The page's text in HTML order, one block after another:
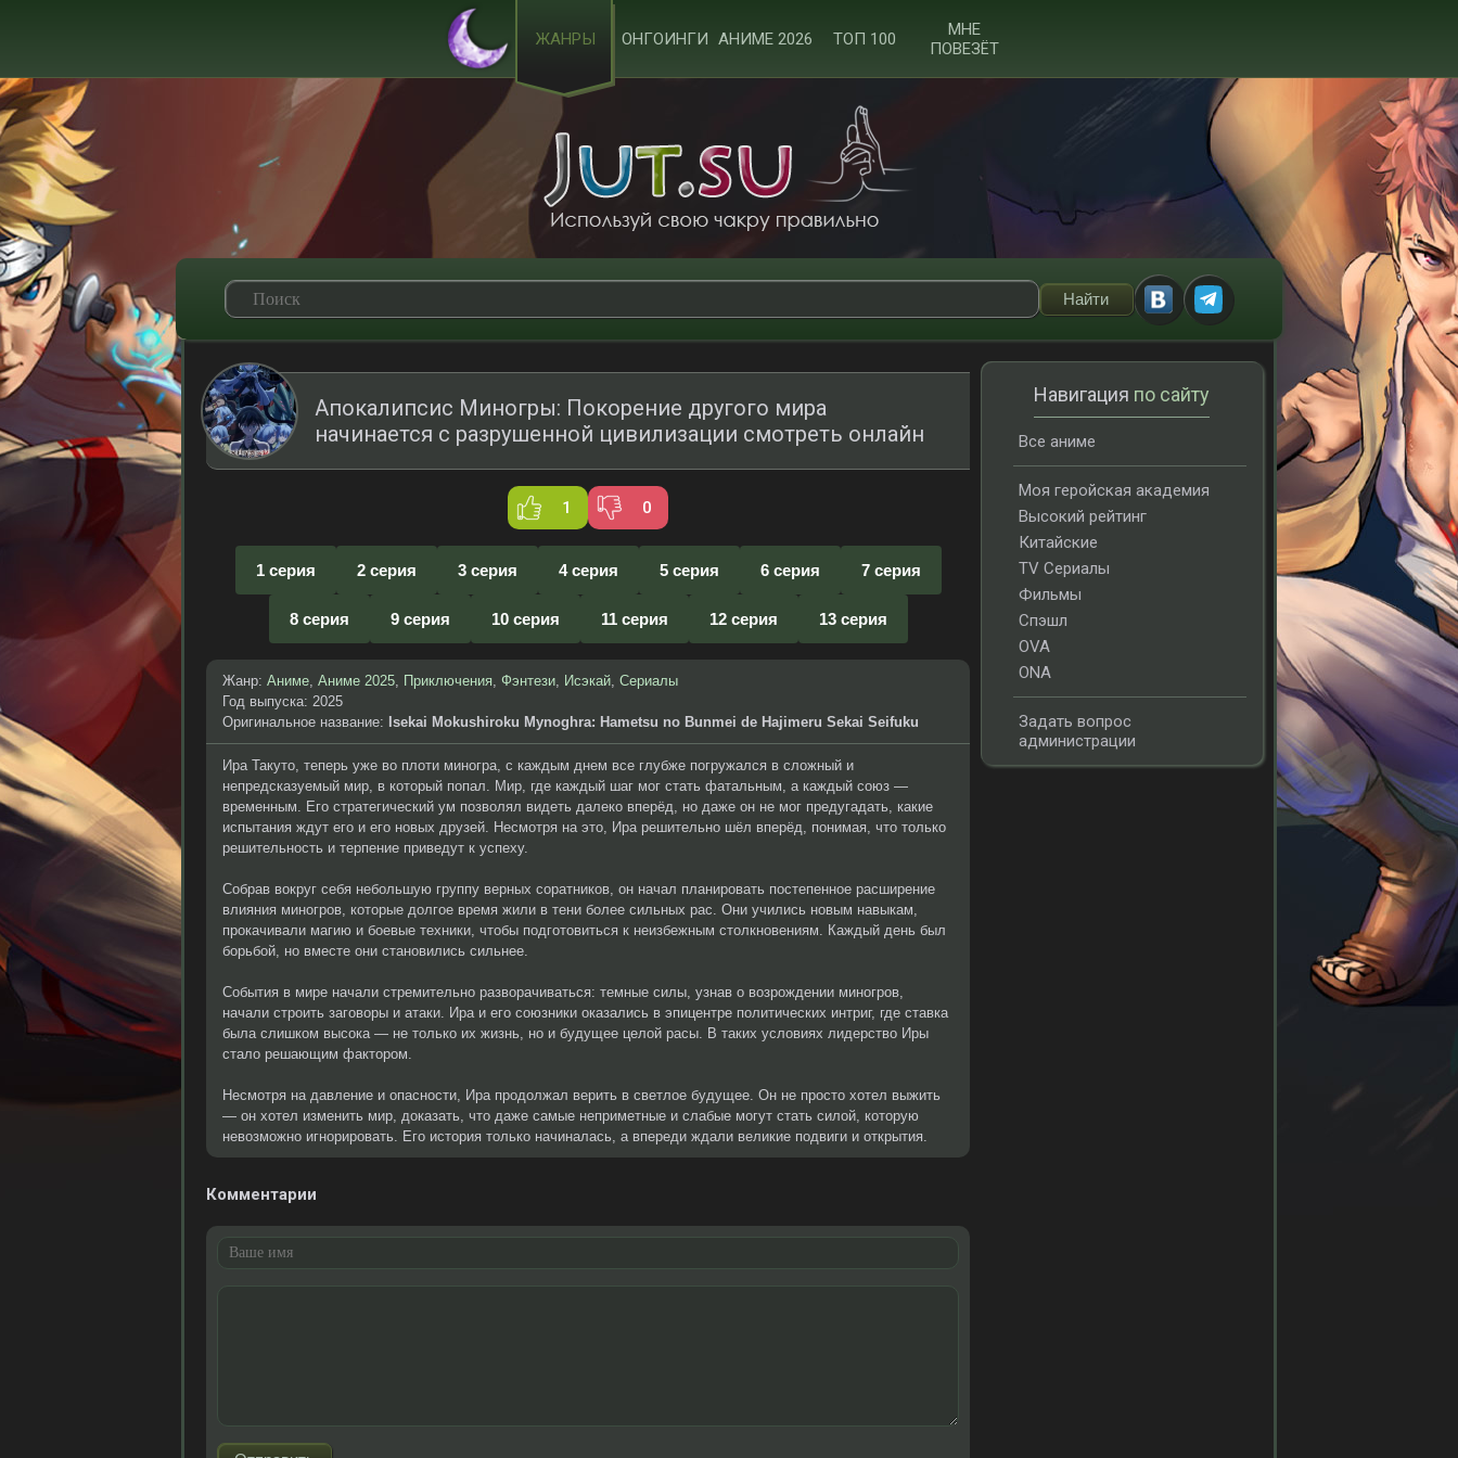
ЖАНРЫ ОНГОИНГИ АНИМЕ 2026 ТОП 100
МНЕ
ПОВЕЗЁТ
Апокалипсис Миногры: Покорение другого мира
начинается с разрушенной цивилизации смотреть онлайн
1 0
1 серия 2 серия 3 серия 4 серия 5 серия 6 серия 7 серия
8 серия 9 серия 10 серия 11 серия 12 серия 13 серия
Жанр: Аниме, Аниме 2025, Приключения, Фэнтези, Исэкай, Сериалы
Год выпуска: 2025
Оригинальное название: Isekai Mokushiroku Mynoghra: Hametsu no Bunmei de Hajimeru Sekai Seifuku
Ира Такуто, теперь уже во плоти миногра, с каждым днем все глубже погружался в сложный и
непредсказуемый мир, в который попал. Мир, где каждый шаг мог стать фатальным, а каждый союз —
временным. Его стратегический ум позволял видеть далеко вперёд, но даже он не мог предугадать, какие
испытания ждут его и его новых друзей. Несмотря на это, Ира решительно шёл вперёд, понимая, что только
решительность и терпение приведут к успеху.
Собрав вокруг себя небольшую группу верных соратников, он начал планировать постепенное расширение
влияния миногров, которые долгое время жили в тени более сильных рас. Они учились новым навыкам,
прокачивали магию и боевые техники, чтобы подготовиться к неизбежным столкновениям. Каждый день был
борьбой, но вместе они становились сильнее.
События в мире начали стремительно разворачиваться: темные силы, узнав о возрождении миногров,
начали строить заговоры и атаки. Ира и его союзники оказались в эпицентре политических интриг, где ставка
была слишком высока — не только их жизнь, но и будущее целой расы. В таких условиях лидерство Иры
стало решающим фактором.
Несмотря на давление и опасности, Ира продолжал верить в светлое будущее. Он не просто хотел выжить
— он хотел изменить мир, доказать, что даже самые неприметные и слабые могут стать силой, которую
невозможно игнорировать. Его история только начиналась, а впереди ждали великие подвиги и открытия.
Комментарии
Навигация по сайту
Все аниме
Моя геройская академия
Высокий рейтинг
Китайские
TV Сериалы
Фильмы
Спэшл
OVA
ONA
Задать вопрос
администрации